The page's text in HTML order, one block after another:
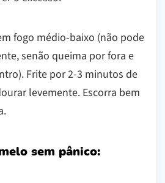
fogo médio-baixo (não pode
senão queima por fora e
Frite por 2-3 minutos de
levemente. Escorra bem
sem pânico: